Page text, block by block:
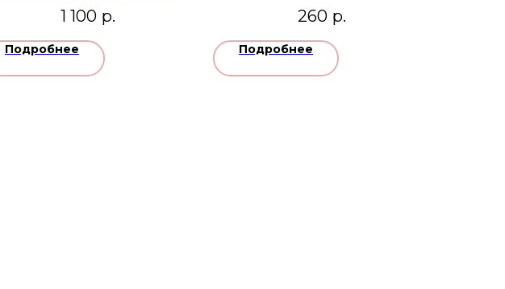
1 100 р.
Подробнее
260 р.
Подробнее